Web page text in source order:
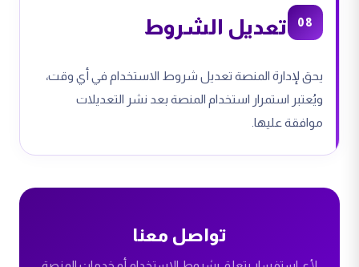
08 تعديل الشروط
يحق لإدارة المنصة تعديل شروط الاستخدام في أي وقت،
ويُعتبر استمرار استخدام المنصة بعد نشر التعديلات
موافقة عليها.
تواصل معنا